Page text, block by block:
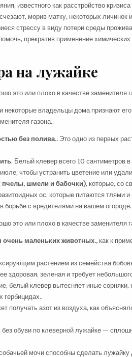
известного как расстройство
морив матку, некоторых
стрессу в виду потери среды
прекратив применение
на лужайке
владельцы дома признают
газона..
без полива.. Это одно из первых
. Белый клевер всего 10 сантиметров
чтобы устранить цветение или
пчелы, шмели и бабочки), которые, со
ос, которые питаются тлями
с вредителями на вашем огороде..
очень маленьких животных., как к
растением из семейства
здоровая, зеленая и требует
белый клевер вытесняет иные
гербицидах..
получать азот из воздуха, как
обуви по клеверной лужайке —
мочи способны сделать лужайку